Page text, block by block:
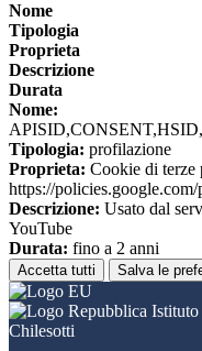
Nome
Tipologia
Proprieta
Descrizione
Durata
Nome:
Tipologia: profilazione
Proprieta: Cookie di terze
https://
Descrizione: Usato dal
YouTube
Durata: fino a 2 anni
Accetta tutti Salva le
Chilesotti